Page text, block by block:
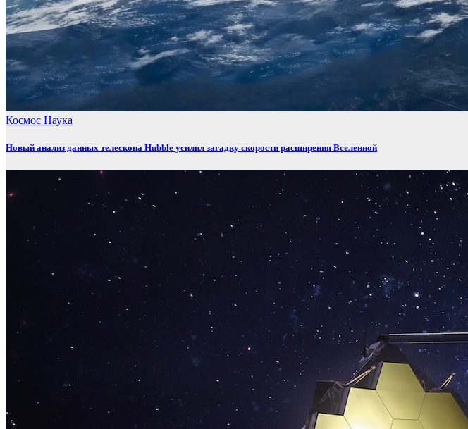
Космос Наука
Новый анализ данных телескопа Hubble усилил загадку скорости расширения Вселенной